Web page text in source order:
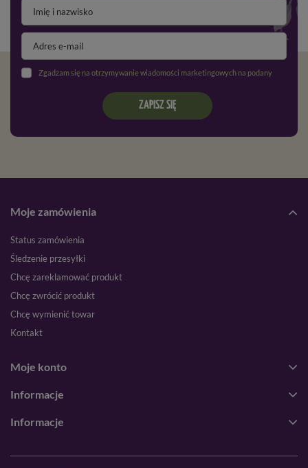
Zgadzam się na otrzymywanie wiadomości marketingowych na podany adres e-mail oraz przetwarzanie danych osobowych zgodnie z
ZAPISZ SIĘ
Moje zamówienia
Status zamówienia
Śledzenie przesyłki
Chcę zareklamować produkt
Chcę zwrócić produkt
Chcę wymienić towar
Kontakt
Moje konto
Informacje
Informacje